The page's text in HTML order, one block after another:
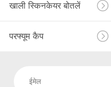
खाली स्किनकेयर बोतलें
परफ्यूम कैप